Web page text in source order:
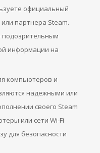
официальный
партнера Steam.
подозрительным
информации на
компьютеров и
надежными или
своего Steam
или сети Wi-Fi
для безопасности